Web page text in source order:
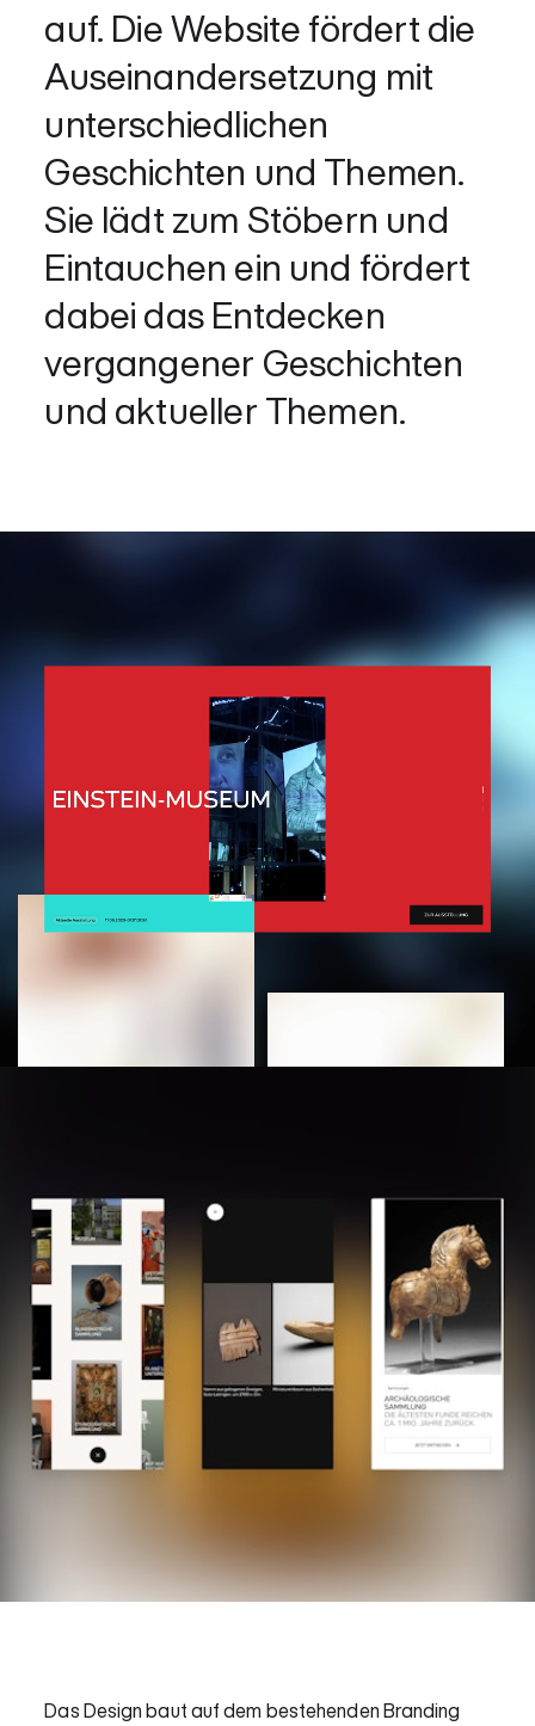
auf. Die Website fördert die
Auseinandersetzung mit
unterschiedlichen
Geschichten und Themen.
Sie lädt zum Stöbern und
Eintauchen ein und fördert
dabei das Entdecken
vergangener Geschichten
und aktueller Themen.
Das Design baut auf dem bestehenden Branding